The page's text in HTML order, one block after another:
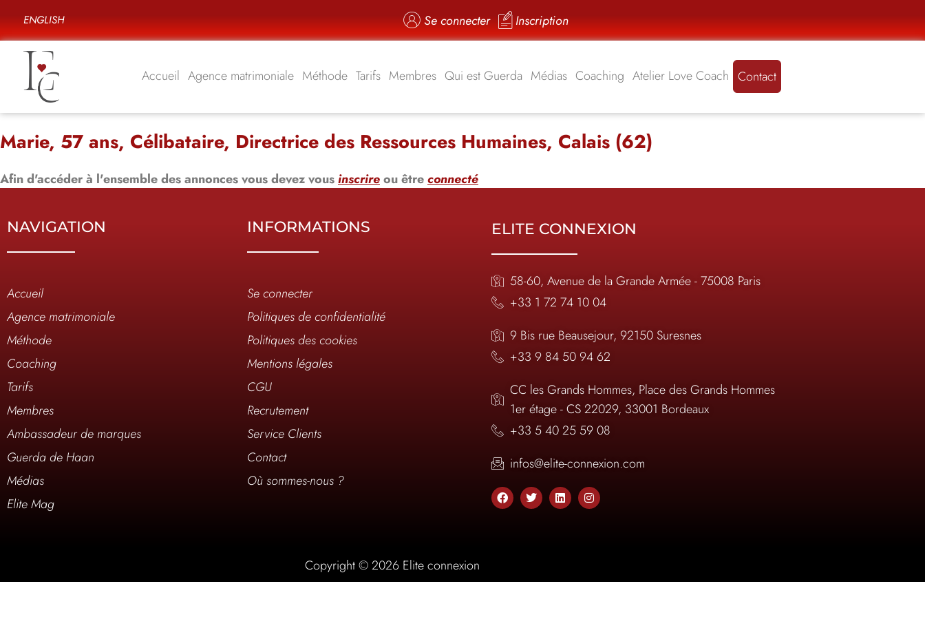
ENGLISH Se connecter Inscription
Accueil Agence matrimoniale Méthode Tarifs Membres Qui est Guerda Médias Coaching Atelier Love Coach Contact
Marie, 57 ans, Célibataire, Directrice des Ressources Humaines, Calais (62)
Afin d'accéder à l'ensemble des annonces vous devez vousinscrireou êtreconnecté
NAVIGATION
Accueil
Agence matrimoniale
Méthode
Coaching
Tarifs
Membres
Ambassadeur de marques
Guerda de Haan
Médias
Elite Mag
INFORMATIONS
Se connecter
Politiques de confidentialité
Politiques des cookies
Mentions légales
CGU
Recrutement
Service Clients
Contact
Où sommes-nous ?
ELITE CONNEXION
58-60, Avenue de la Grande Armée - 75008 Paris
+33 1 72 74 10 04
9 Bis rue Beausejour, 92150 Suresnes
+33 9 84 50 94 62
CC les Grands Hommes, Place des Grands Hommes
1er étage - CS 22029, 33001 Bordeaux
+33 5 40 25 59 08
infos@elite-connexion.com
Copyright © 2026 Elite connexion